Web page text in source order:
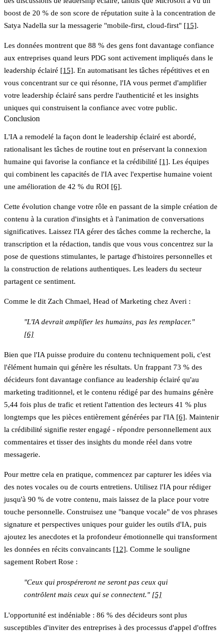
boost de 20 % de son score de réputation suite à la concentration de
Satya Nadella sur la messagerie "mobile-first, cloud-first" [15].
Les données montrent que 88 % des gens font davantage confiance
aux entreprises quand leurs PDG sont activement impliqués dans le
leadership éclairé [15]. En automatisant les tâches répétitives et en
vous concentrant sur ce qui résonne, l'IA vous permet d'amplifier
votre leadership éclairé sans perdre l'authenticité et les insights
uniques qui construisent la confiance avec votre public.
Conclusion
L'IA a remodelé la façon dont le leadership éclairé est abordé,
rationalisant les tâches de routine tout en préservant la connexion
humaine qui favorise la confiance et la crédibilité [1]. Les équipes
qui combinent les capacités de l'IA avec l'expertise humaine voient
une amélioration de 42 % du ROI [6].
Cette évolution change votre rôle en passant de la simple création de
contenu à la curation d'insights et à l'animation de conversations
significatives. Laissez l'IA gérer des tâches comme la recherche, la
transcription et la rédaction, tandis que vous vous concentrez sur la
pose de questions stimulantes, le partage d'histoires personnelles et
la construction de relations authentiques. Les leaders du secteur
partagent ce sentiment.
Comme le dit Zach Chmael, Head of Marketing chez Averi :
"L'IA devrait amplifier les humains, pas les remplacer."
[6]
Bien que l'IA puisse produire du contenu techniquement poli, c'est
l'élément humain qui génère les résultats. Un frappant 73 % des
décideurs font davantage confiance au leadership éclairé qu'au
marketing traditionnel, et le contenu rédigé par des humains génère
5,44 fois plus de trafic et retient l'attention des lecteurs 41 % plus
longtemps que les pièces entièrement générées par l'IA [6]. Maintenir
la crédibilité signifie rester engagé - répondre personnellement aux
commentaires et tisser des insights du monde réel dans votre
messagerie.
Pour mettre cela en pratique, commencez par capturer les idées via
des notes vocales ou de courts entretiens. Utilisez l'IA pour rédiger
jusqu'à 90 % de votre contenu, mais laissez de la place pour votre
touche personnelle. Construisez une "banque vocale" de vos phrases
signature et perspectives uniques pour guider les outils d'IA, puis
ajoutez les anecdotes et la profondeur émotionnelle qui transforment
les données en récits convaincants [12]. Comme le souligne
sagement Robert Rose :
"Ceux qui prospéreront ne seront pas ceux qui
contrôlent mais ceux qui se connectent." [5]
L'opportunité est indéniable : 86 % des décideurs sont plus
susceptibles d'inviter des entreprises à des processus d'appel d'offres